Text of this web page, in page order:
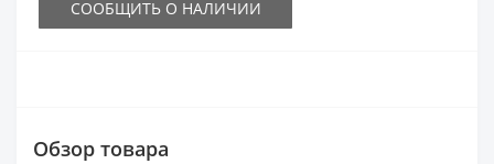
СООБЩИТЬ О НАЛИЧИИ
Обзор товара